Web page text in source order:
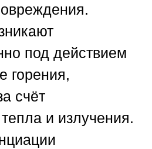
под действием
горения,
счёт
тепла и излучения.